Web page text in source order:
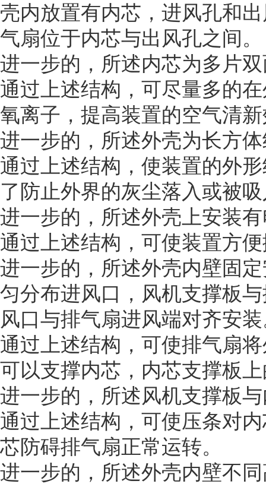
壳内放置有内芯，进风孔和
气扇位于内芯与出风孔之间。
进一步的，所述内芯为多片
通过上述结构，可尽量多的
氧离子，提高装置的空气清
进一步的，所述外壳为长方
通过上述结构，使装置的外
了防止外界的灰尘落入或被
进一步的，所述外壳上安装
通过上述结构，可使装置方
进一步的，所述外壳内壁固
匀分布进风口，风机支撑板
风口与排气扇进风端对齐安
通过上述结构，可使排气扇
可以支撑内芯，内芯支撑板
进一步的，所述风机支撑板
通过上述结构，可使压条对
芯防碍排气扇正常运转。
进一步的，所述外壳内壁不